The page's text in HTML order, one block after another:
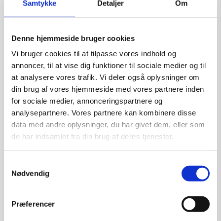
Samtykke Detaljer Om
Denne hjemmeside bruger cookies
Vi bruger cookies til at tilpasse vores indhold og
annoncer, til at vise dig funktioner til sociale medier og til
at analysere vores trafik. Vi deler også oplysninger om
din brug af vores hjemmeside med vores partnere inden
for sociale medier, annonceringspartnere og
analysepartnere. Vores partnere kan kombinere disse
data med andre oplysninger, du har givet dem, eller som
de har indsamlet fra din brug af deres tjenester.
Nødvendig
Præferencer
Kunstner: Anke Wohlfart
kr.
Tilføj til kurv